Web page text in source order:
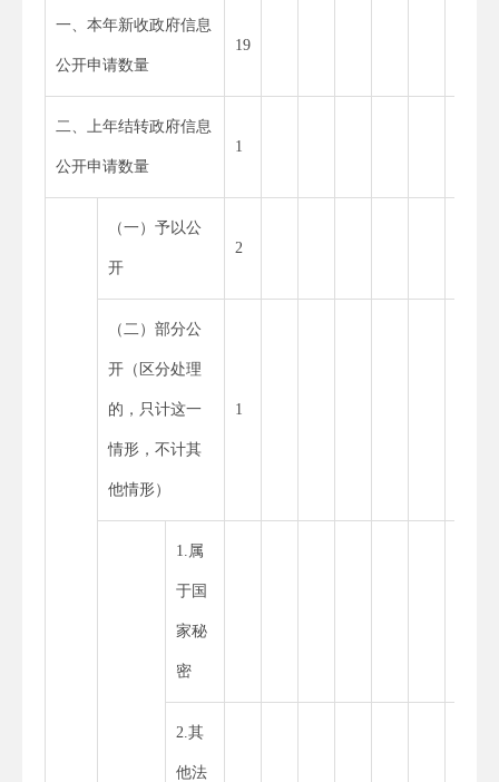
一、本年新收政府信息
公开申请数量
19
二、上年结转政府信息
公开申请数量
1
（一）予以公
开
2
（二）部分公
开（区分处理
的，只计这一
情形，不计其
他情形）
1
1.属
于国
家秘
密
2.其
他法